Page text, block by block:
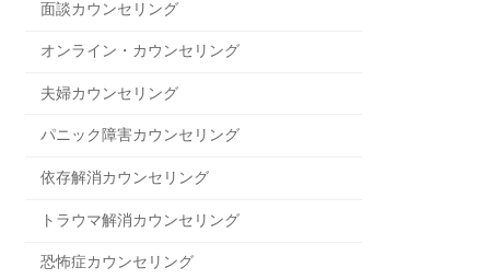
面談カウンセリング
オンライン・カウンセリング
夫婦カウンセリング
パニック障害カウンセリング
依存解消カウンセリング
トラウマ解消カウンセリング
恐怖症カウンセリング